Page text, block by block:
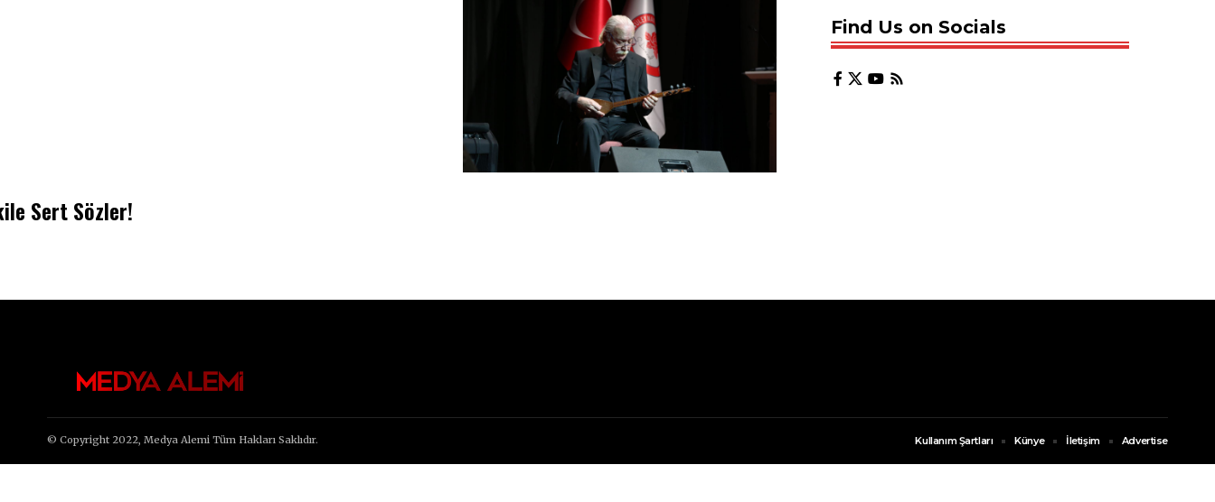
Sert Sözler!
Find Us on Socials
© Copyright 2022, Medya Alemi Tüm Hakları Saklıdır. Kullanım Şartları Künye İletişim Advertise